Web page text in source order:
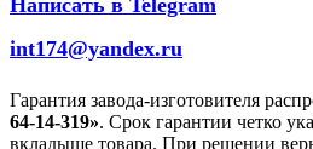
int174@yandex.ru
Гарантия завода-изготовителя
64-14-319». Срок гарантии четко
вкладыше товара. При решении